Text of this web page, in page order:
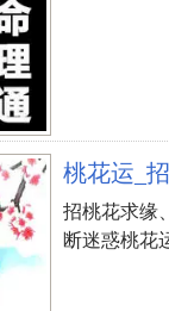
桃花运_
招桃花求缘
断迷惑桃花